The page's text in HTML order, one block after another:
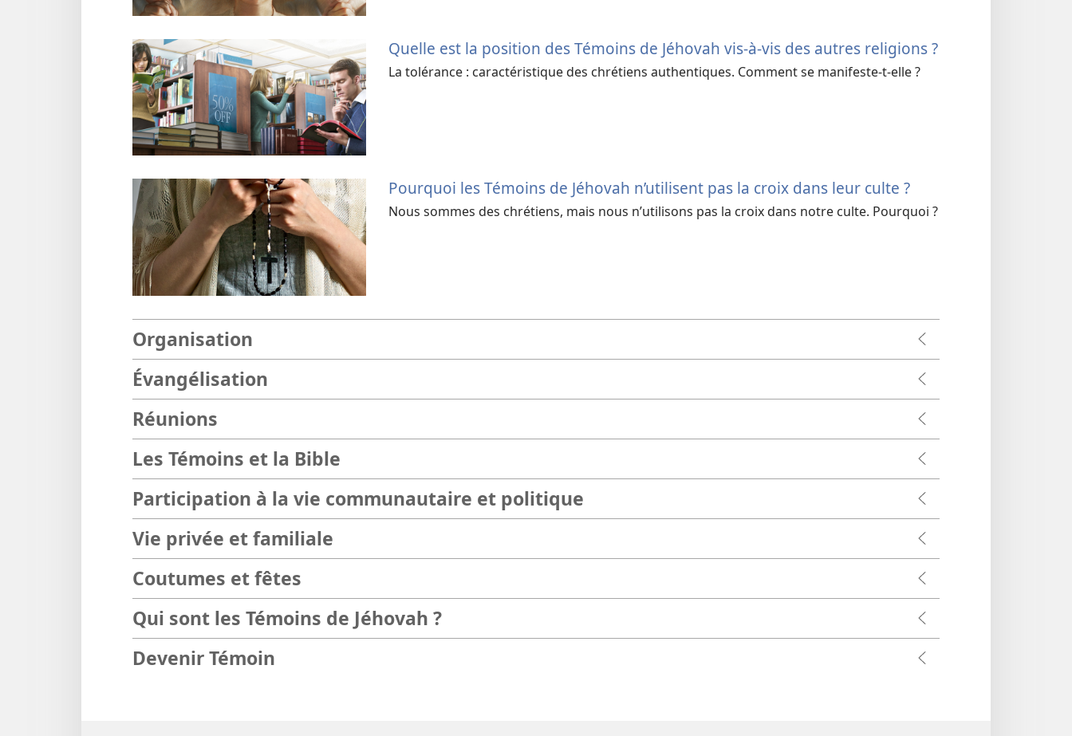
Quelle est la position des Témoins de Jéhovah vis-à-vis des autres religions ?
La tolérance : caractéristique des chrétiens authentiques. Comment se manifeste-t-elle ?
Pourquoi les Témoins de Jéhovah n’utilisent pas la croix dans leur culte ?
Nous sommes des chrétiens, mais nous n’utilisons pas la croix dans notre culte. Pourquoi ?
Organisation
Évangélisation
Réunions
Les Témoins et la Bible
Participation à la vie communautaire et politique
Vie privée et familiale
Coutumes et fêtes
Qui sont les Témoins de Jéhovah ?
Devenir Témoin